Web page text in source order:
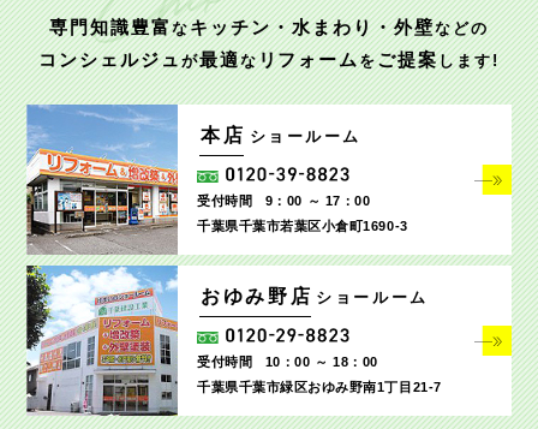
専門知識豊富なキッチン・水まわり・外壁などの
コンシェルジュが最適なリフォームをご提案します!
本店 ショールーム
受付時間
9：00 ～ 17：00
千葉県千葉市若葉区小倉町1690‐3
おゆみ野店 ショールーム
受付時間
10：00 ～ 18：00
千葉県千葉市緑区おゆみ野南1丁目21-7